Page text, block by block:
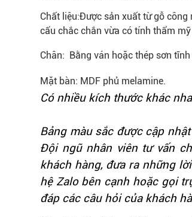
Chất liệu:Được sản xuất từ gỗ công
cấu chắc chắn vừa có tính thẩm
Chân: Bằng ván hoặc thép sơn
Mặt bàn: MDF phủ melamine.
Có nhiều kích thước khác
Bảng màu sắc được cập
Đội ngũ nhân viên tư vấn
khách hàng, đưa ra những
hệ Zalo bên cạnh hoặc gọi
đáp các câu hỏi của khách